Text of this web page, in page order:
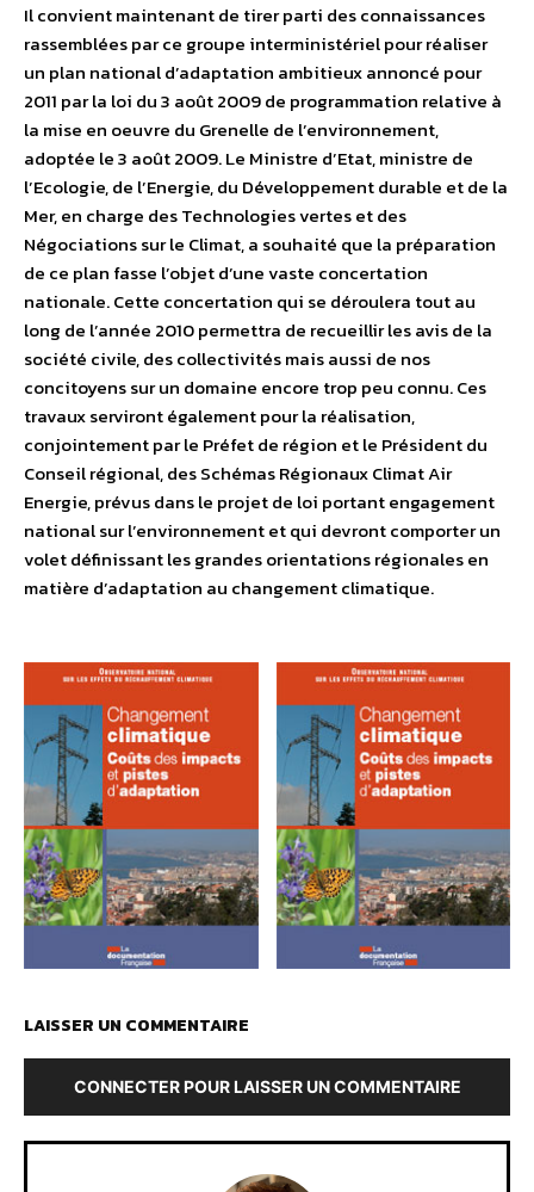
Il convient maintenant de tirer parti des connaissances
rassemblées par ce groupe interministériel pour réaliser
un plan national d’adaptation ambitieux annoncé pour
2011 par la loi du 3 août 2009 de programmation relative à
la mise en oeuvre du Grenelle de l’environnement,
adoptée le 3 août 2009. Le Ministre d’Etat, ministre de
l’Ecologie, de l’Energie, du Développement durable et de la
Mer, en charge des Technologies vertes et des
Négociations sur le Climat, a souhaité que la préparation
de ce plan fasse l’objet d’une vaste concertation
nationale. Cette concertation qui se déroulera tout au
long de l’année 2010 permettra de recueillir les avis de la
société civile, des collectivités mais aussi de nos
concitoyens sur un domaine encore trop peu connu. Ces
travaux serviront également pour la réalisation,
conjointement par le Préfet de région et le Président du
Conseil régional, des Schémas Régionaux Climat Air
Energie, prévus dans le projet de loi portant engagement
national sur l’environnement et qui devront comporter un
volet définissant les grandes orientations régionales en
matière d’adaptation au changement climatique.
LAISSER UN COMMENTAIRE
CONNECTER POUR LAISSER UN COMMENTAIRE